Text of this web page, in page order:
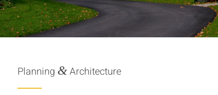
Planning &Architecture